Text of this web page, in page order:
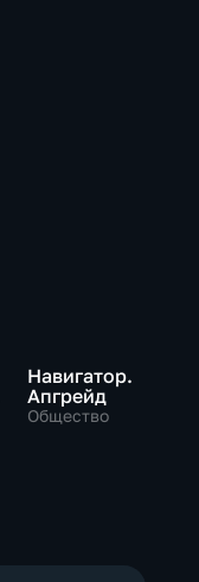
Навигатор.
Апгрейд
Общество